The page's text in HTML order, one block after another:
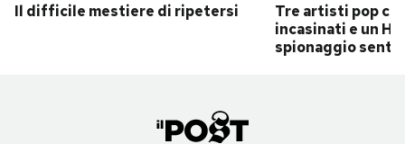
Il difficile mestiere di ripetersi
Tre artisti pop
incasinati e un
spionaggio